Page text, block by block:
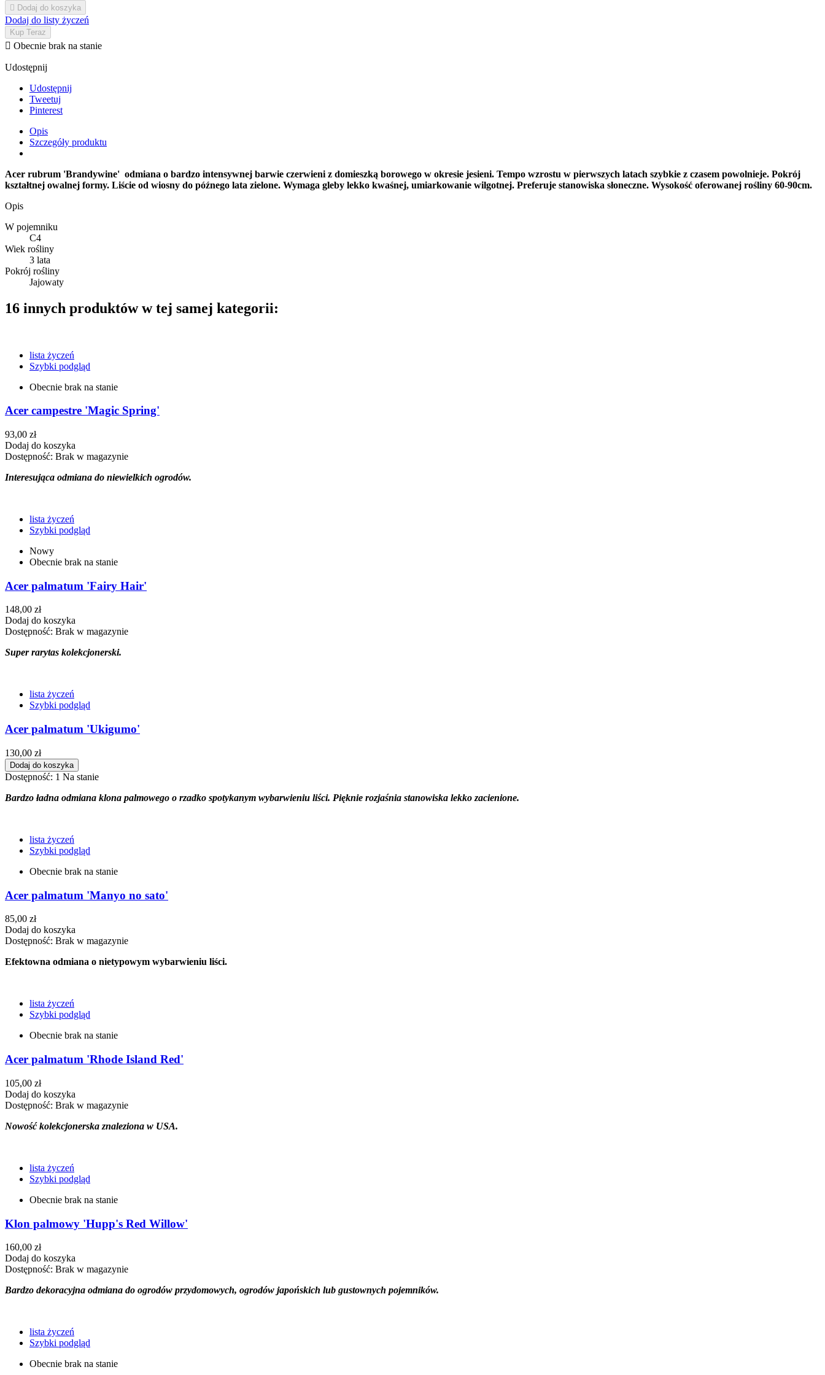
 Dodaj do koszyka
Dodaj do listy życzeń
Kup Teraz
 Obecnie brak na stanie
Udostępnij
Udostępnij
Tweetuj
Pinterest
Opis
Szczegóły produktu
Acer rubrum 'Brandywine' odmiana o bardzo intensywnej barwie czerwieni z domieszką borowego w okresie jesieni. Tempo wzrostu w pierwszych latach szybkie z czasem powolnieje. Pokrój
kształtnej owalnej formy. Liście od wiosny do późnego lata zielone. Wymaga gleby lekko kwaśnej, umiarkowanie wilgotnej. Preferuje stanowiska słoneczne. Wysokość oferowanej rośliny 60-90cm.
Opis
W pojemniku
C4
Wiek rośliny
3 lata
Pokrój rośliny
Jajowaty
16 innych produktów w tej samej kategorii:
lista życzeń
Szybki podgląd
Obecnie brak na stanie
Acer campestre 'Magic Spring'
93,00 zł
Dodaj do koszyka
Dostępność: Brak w magazynie
Interesująca odmiana do niewielkich ogrodów.
lista życzeń
Szybki podgląd
Nowy
Obecnie brak na stanie
Acer palmatum 'Fairy Hair'
148,00 zł
Dodaj do koszyka
Dostępność: Brak w magazynie
Super rarytas kolekcjonerski.
lista życzeń
Szybki podgląd
Acer palmatum 'Ukigumo'
130,00 zł
Dodaj do koszyka
Dostępność: 1 Na stanie
Bardzo ładna odmiana klona palmowego o rzadko spotykanym wybarwieniu liści. Pięknie rozjaśnia stanowiska lekko zacienione.
lista życzeń
Szybki podgląd
Obecnie brak na stanie
Acer palmatum 'Manyo no sato'
85,00 zł
Dodaj do koszyka
Dostępność: Brak w magazynie
Efektowna odmiana o nietypowym wybarwieniu liści.
lista życzeń
Szybki podgląd
Obecnie brak na stanie
Acer palmatum 'Rhode Island Red'
105,00 zł
Dodaj do koszyka
Dostępność: Brak w magazynie
Nowość kolekcjonerska znaleziona w USA.
lista życzeń
Szybki podgląd
Obecnie brak na stanie
Klon palmowy 'Hupp's Red Willow'
160,00 zł
Dodaj do koszyka
Dostępność: Brak w magazynie
Bardzo dekoracyjna odmiana do ogrodów przydomowych, ogrodów japońskich lub gustownych pojemników.
lista życzeń
Szybki podgląd
Obecnie brak na stanie